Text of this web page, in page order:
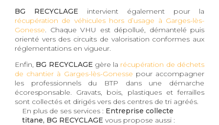
BG RECYCLAGE intervient également pour la
récupération de véhicules hors d’usage à Garges-lès-
Gonesse. Chaque VHU est dépollué, démantelé puis
orienté vers des circuits de valorisation conformes aux
réglementations en vigueur.
Enfin, BG RECYCLAGE gère la récupération de déchets
de chantier à Garges-lès-Gonesse pour accompagner
les professionnels du BTP dans une démarche
écoresponsable. Gravats, bois, plastiques et ferrailles
sont collectés et dirigés vers des centres de tri agréés.
En plus de ses services : Entreprise collecte
titane, BG RECYCLAGE vous propose aussi :